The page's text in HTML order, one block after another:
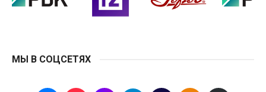
МЫ В СОЦСЕТЯХ